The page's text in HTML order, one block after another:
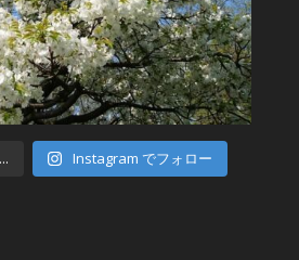
Instagram でフォロー